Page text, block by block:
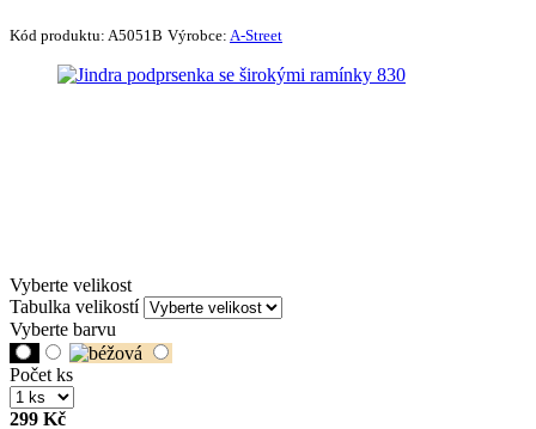
Kód produktu: A5051B Výrobce: A-Street
Vyberte velikost
Tabulka velikostí
Vyberte barvu
Počet ks
299 Kč